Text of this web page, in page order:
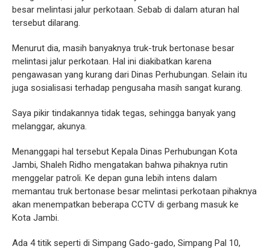
besar melintasi jalur perkotaan. Sebab di dalam aturan hal
tersebut dilarang.
Menurut dia, masih banyaknya truk-truk bertonase besar
melintasi jalur perkotaan. Hal ini diakibatkan karena
pengawasan yang kurang dari Dinas Perhubungan. Selain itu
juga sosialisasi terhadap pengusaha masih sangat kurang.
Saya pikir tindakannya tidak tegas, sehingga banyak yang
melanggar, akunya.
Menanggapi hal tersebut Kepala Dinas Perhubungan Kota
Jambi, Shaleh Ridho mengatakan bahwa pihaknya rutin
menggelar patroli. Ke depan guna lebih intens dalam
memantau truk bertonase besar melintasi perkotaan pihaknya
akan menempatkan beberapa CCTV di gerbang masuk ke
Kota Jambi.
Ada 4 titik seperti di Simpang Gado-gado, Simpang Pal 10,